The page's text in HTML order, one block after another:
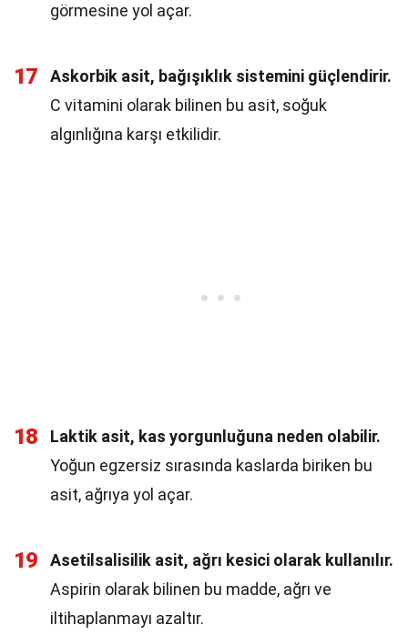
görmesine yol açar.
17
Askorbik asit, bağışıklık sistemini güçlendirir.
C vitamini olarak bilinen bu asit, soğuk
algınlığına karşı etkilidir.
18
Laktik asit, kas yorgunluğuna neden olabilir.
Yoğun egzersiz sırasında kaslarda biriken bu
asit, ağrıya yol açar.
19
Asetilsalisilik asit, ağrı kesici olarak kullanılır.
Aspirin olarak bilinen bu madde, ağrı ve
iltihaplanmayı azaltır.